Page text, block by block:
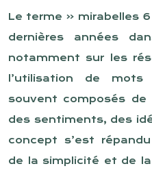
Le terme « mirabelles
dernières années
notamment sur les
l’utilisation de
souvent composés
des sentiments, des
concept s’est
de la simplicité et de